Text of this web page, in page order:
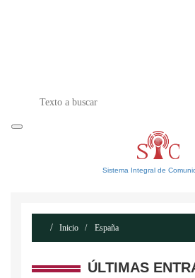
Sistema Integral de
Inicio España
ÚLTIMAS